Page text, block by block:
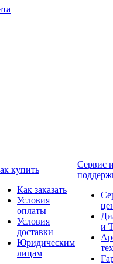
купить
Как заказать
Условия
оплаты
Условия
доставки
Юридическим
лицам
Сервис
и